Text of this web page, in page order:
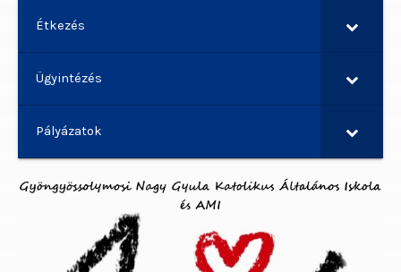
Étkezés
Ügyintézés
Pályázatok